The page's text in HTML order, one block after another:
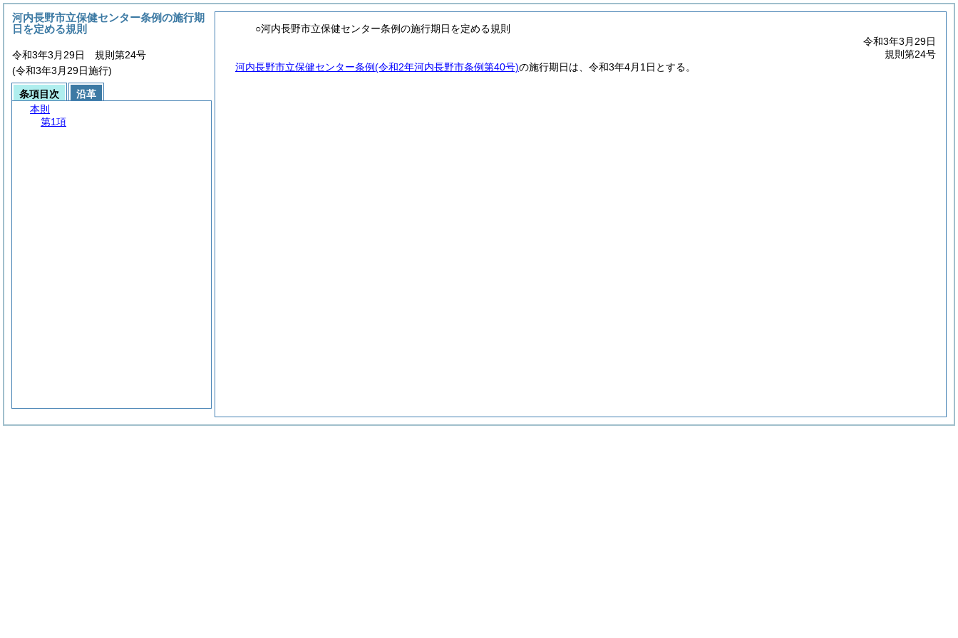
○河内長野市立保健センター条例の施行期日を定める規則
令和3年3月29日
規則第24号
河内長野市立保健センター条例(令和2年河内長野市条例第40号)の施行期日は、令和3年4月1日とする。
河内長野市立保健センター条例の施行期
日を定める規則
令和3年3月29日 規則第24号
(令和3年3月29日施行)
条項目次
沿革
本則
第1項